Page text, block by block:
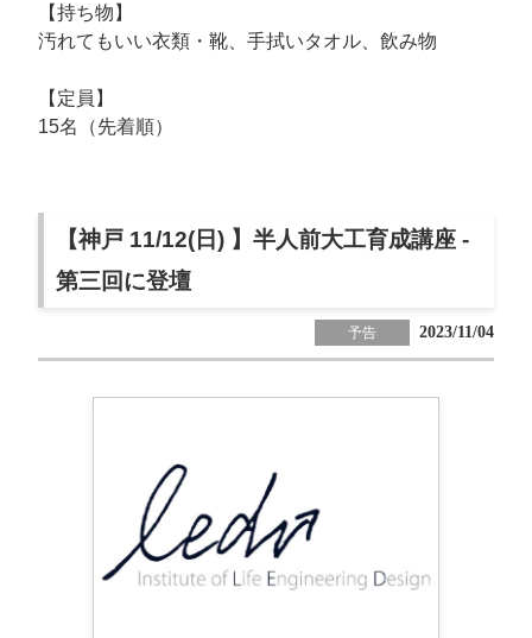
【持ち物】
汚れてもいい衣類・靴、手拭いタオル、飲み物
【定員】
15名（先着順）
【神戸 11/12(日) 】半人前大工育成講座 -
第三回に登壇
予告 2023/11/04